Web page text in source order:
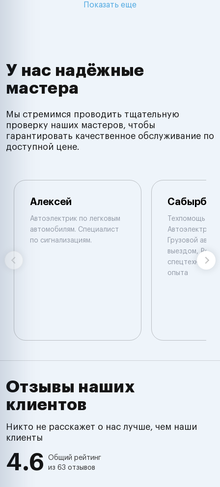
Показать еще
У нас надёжные
мастера
Мы стремимся проводить тщательную
проверку наших мастеров, чтобы
гарантировать качественное обслуживание по
доступной цене.
Алексей
Автоэлектрик по легковым
автомобилям. Специалист
по сигнализациям.
Сабырбек
Техпомощь на
Автоэлектрик
Грузовой
выездом,
спецтехники
опыта
Отзывы наших
клиентов
Никто не расскажет о нас лучше, чем наши
клиенты
4.6
Общий рейтинг
из 63 отзывов